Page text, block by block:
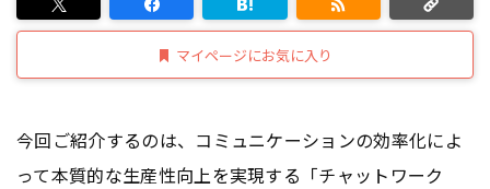
マイページにお気に入り
今回ご紹介するのは、コミュニケーションの効率化によ
って本質的な生産性向上を実現する「チャットワーク